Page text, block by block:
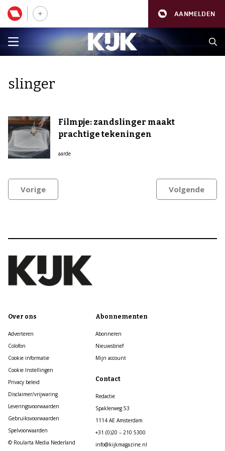
AANMELDEN
slinger
Filmpje: zandslinger maakt
prachtige tekeningen
aarde
Vorige Volgende
Over ons
Adverteren
Colofon
Cookie informatie
Cookie Instellingen
Privacy beleid
Disclaimer/vrijwaring
Leveringsvoorwaarden
Gebruiksvoorwaarden
Spelvoorwaarden
© Roularta Media Nederland
Abonnementen
Abonneren
Nieuwsbrief
Mijn account
Contact
Redactie
Spaklerweg 53
1114 AE Amsterdam
+31 (0)20 – 210 5300
info@kijkmagazine.nl